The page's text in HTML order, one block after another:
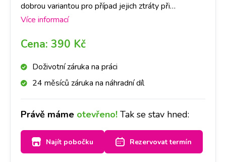
dobrou variantou pro případ jejich ztráty při
přehrávání telefonu či aktualizaci softwaru. Vaše data
Vašeho přístroje. Časově záleží na objemu dat, který
máte uložen. Máte-li však hodně dat, doporučujeme
si s sebou vzít externí disk.
Více informací
Cena: 390 Kč
Doživotní záruka na práci
24 měsíců záruka na náhradní díl
Právě máme otevřeno! Tak se stav hned:
Najít pobočku Rezervovat termín